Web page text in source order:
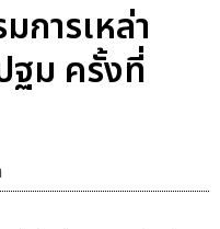
การเหล่า
ฐม ครั้งที่